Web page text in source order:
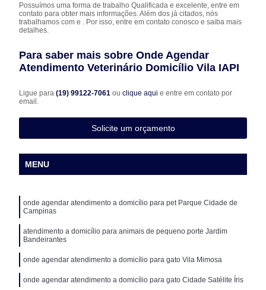
Possuímos uma forma de trabalho Qualificada e excelente, entre em
contato para obter mais informações. Além dos já citados, nós
trabalhamos com e . Por isso, entre em contato conosco e saiba mais
detalhes.
Para saber mais sobre Onde Agendar
Atendimento Veterinário Domicílio Vila IAPI
Ligue para(19) 99122-7061ouclique aqui e entre em contato por
email.
Solicite um orçamento
MENU
onde agendar atendimento a domicílio para pet Parque Cidade de
Campinas
atendimento a domicílio para animais de pequeno porte Jardim
Bandeirantes
onde agendar atendimento a domicílio para gato Vila Mimosa
onde agendar atendimento a domicílio para gato Cidade Satélite Íris